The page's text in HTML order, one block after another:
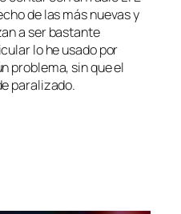
de las más nuevas y
a ser bastante
lo he usado por
problema, sin que el
paralizado.